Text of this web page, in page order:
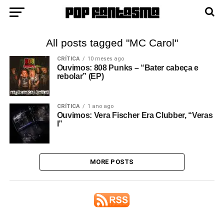
All posts tagged "MC Carol"
CRÍTICA 10 meses ago
Ouvimos: 808 Punks – “Bater cabeça e
rebolar” (EP)
CRÍTICA 1 ano ago
Ouvimos: Vera Fischer Era Clubber, “Veras
I”
MORE POSTS